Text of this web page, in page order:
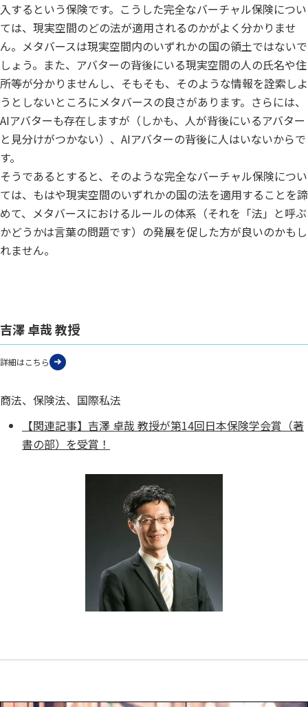
入するという保険です。こうした完全なバーチャル保険につい
ては、現実空間のどの法が適用されるのかがよく分かりませ
ん。メタバースは現実空間内のいずれかの国の領土ではないで
しょう。また、アバターの背後にいる現実空間の人の氏名や住
所等が分かりませんし、そもそも、そのような情報を詮索しよ
うとしないところにメタバースの良さがあります。さらには、
AIアバターも存在しますが（しかも、人が背後にいるアバター
と見分けがつかない）、AIアバターの背後に人はいないからで
す。
そうであるとすると、そのような完全なバーチャル保険につい
ては、もはや現実空間のいずれかの国の法を適用することを諦
めて、メタバースにおけるルールの体系（それを「法」と呼ぶ
かどうかは言葉の問題です）の発展を促した方が良いのかもし
れません。
吉澤 卓哉 教授
詳細はこちら
商法、保険法、国際私法
【関連記事】吉澤 卓哉 教授が第14回日本保険学会賞（著
書の部）を受賞！